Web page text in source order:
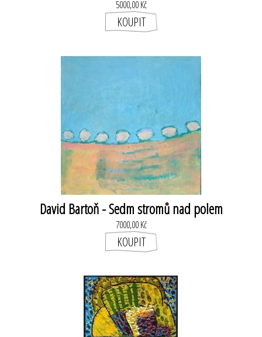
5000,00 Kč
David Bartoň - Sedm stromů nad polem
7000,00 Kč